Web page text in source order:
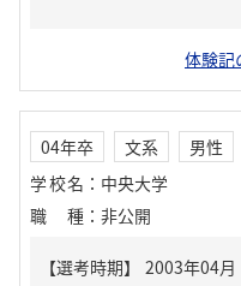
体験記
04年卒 文系
男性
学校名 ： 中央大学
職種 ： 非公開